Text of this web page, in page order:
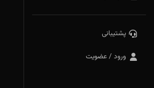
پشتیبانی
ورود / عضویت